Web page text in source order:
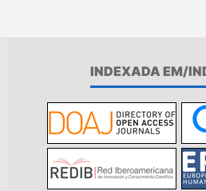
INDEXADA EM/